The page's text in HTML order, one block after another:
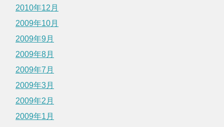
2010年12月
2009年10月
2009年9月
2009年8月
2009年7月
2009年3月
2009年2月
2009年1月